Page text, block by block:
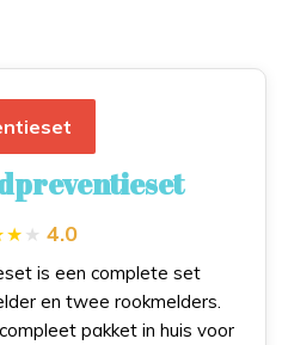
4.0
is een complete set
en twee rookmelders.
pakket in huis voor